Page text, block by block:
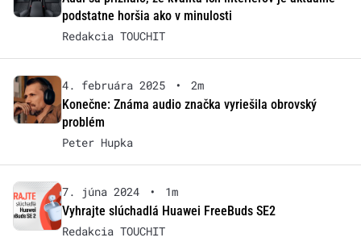
podstatne horšia ako v minulosti
Redakcia TOUCHIT
4. februára 2025 •
2m
Konečne: Známa audio značka vyriešila obrovský
problém
Peter Hupka
7. júna 2024 •
1m
Vyhrajte slúchadlá Huawei FreeBuds SE2
Redakcia TOUCHIT